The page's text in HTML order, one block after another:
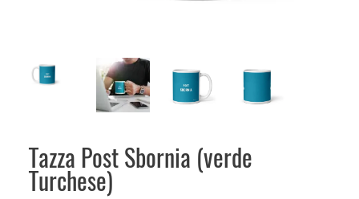
Tazza Post Sbornia (verde
Turchese)